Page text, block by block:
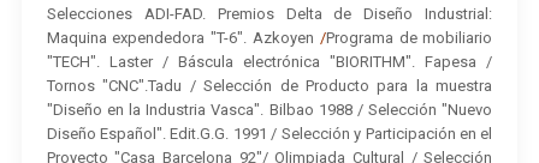
Selecciones ADI-FAD. Premios Delta de Diseño Industrial:
Maquina expendedora "T-6". Azkoyen /Programa de mobiliario
"TECH". Laster / Báscula electrónica "BIORITHM". Fapesa /
Tornos "CNC".Tadu / Selección de Producto para la muestra
"Diseño en la Industria Vasca". Bilbao 1988 / Selección "Nuevo
Diseño Español". Edit.G.G. 1991 / Selección y Participación en el
Proyecto "Casa Barcelona 92"/ Olimpiada Cultural / Selección